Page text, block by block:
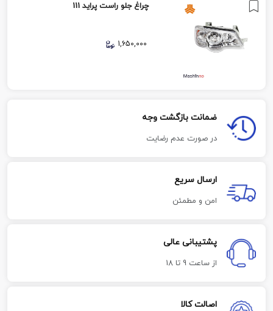
چراغ جلو راست پراید 111
1,650,000
ضمانت بازگشت وجه
در صورت عدم رضایت
ارسال سریع
امن و مطمئن
پشتیبانی عالی
از ساعت 9 تا 18
اصالت کالا